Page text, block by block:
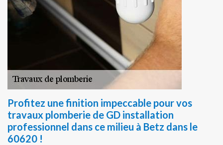
Profitez une finition impeccable pour vos
travaux plomberie de GD installation
professionnel dans ce milieu à Betz dans le
60620 !